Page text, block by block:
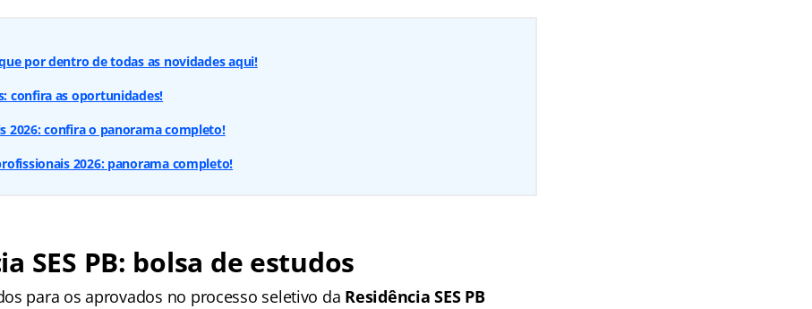
por dentro de todas as novidades aqui!
confira as oportunidades!
2026: confira o panorama completo!
2026: panorama completo!
SES PB: bolsa de estudos
para os aprovados no processo seletivo da Residência SES PB